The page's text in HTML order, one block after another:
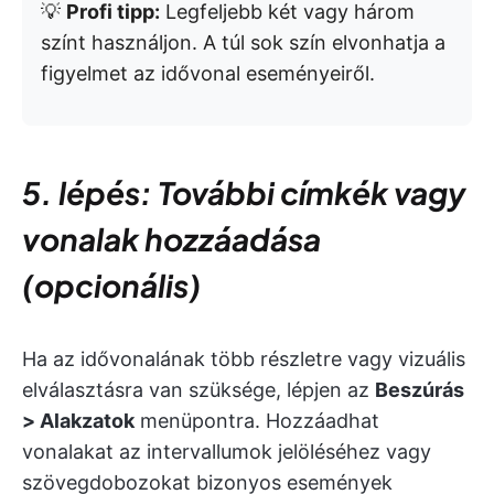
💡 Profi tipp: Legfeljebb két vagy három
színt használjon. A túl sok szín elvonhatja a
figyelmet az idővonal eseményeiről.
5. lépés: További címkék vagy
vonalak hozzáadása
(opcionális)
Ha az idővonalának több részletre vagy vizuális
elválasztásra van szüksége, lépjen az Beszúrás
> Alakzatokmenüpontra. Hozzáadhat
vonalakat az intervallumok jelöléséhez vagy
szövegdobozokat bizonyos események